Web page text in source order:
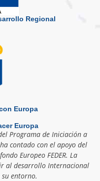
Regional
Europa
Europa
Programa de Iniciación a
contado con el apoyo del
Europeo FEDER. La
al desarrollo Internacional
entorno.